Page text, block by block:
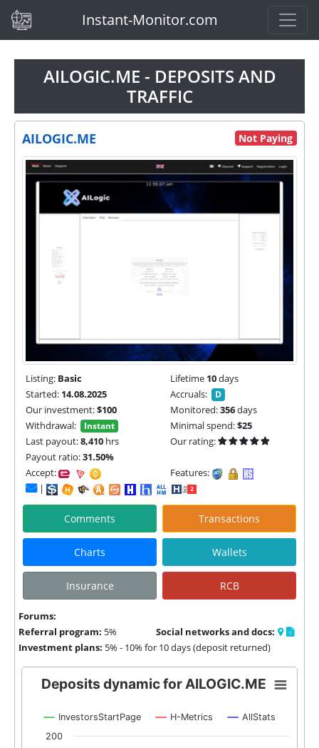
(current)Instant-Monitor.com
AILOGIC.ME - DEPOSITS AND
TRAFFIC
AILOGIC.ME Not Paying
Listing: Basic Lifetime 10days
Started: 14.08.2025 Accruals: D
Our investment:$100 Monitored:356days
Withdrawal:
Instant Minimal spend:$25
Last payout:8,410 hrs
Our rating:
Payout ratio:31.50%
Accept:
Features:
|
Comments Transactions
Charts Wallets
Insurance RCB
Forums:
Referral program: 5%
Social networks and docs:
Investment plans: 5% - 10% for 10 days (deposit returned)
Deposits dynamic for AILOGIC.ME
InvestorsStartPage H-Metrics AllStats
200